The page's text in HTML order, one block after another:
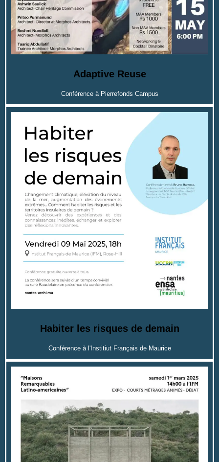
Adaptive Reuse
Conférence à Pierrefonds Campus
Habiter les risques de demain
Conférence à l'Institiut Français de Maurice